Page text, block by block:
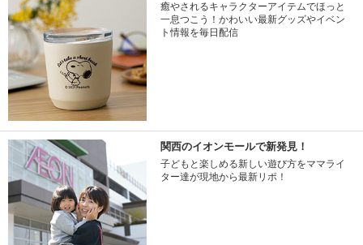
癒やされるキャラクターアイテムでほっと
一息つこう！かわいい最新グッズやイベン
ト情報を毎日配信
関西のイオンモールで新発見！
子どもと楽しめる新しい遊び方をママライ
ター達が現地から最新リポ！